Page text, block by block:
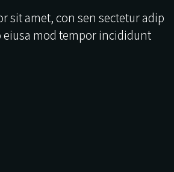
sit amet, con sen sectetur adip
eiusa mod tempor incididunt